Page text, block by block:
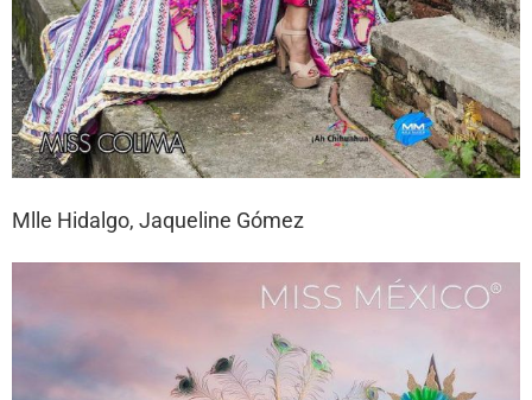
Mlle Hidalgo, Jaqueline Gómez